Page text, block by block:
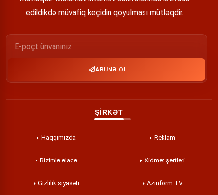
edildikdə müvafiq keçidin qoyulması mütləqdir.
ABUNƏ OL
ŞİRKƏT
Haqqımızda Reklam
Bizimlə əlaqə Xidmət şərtləri
Gizlilik siyasəti Azinform TV